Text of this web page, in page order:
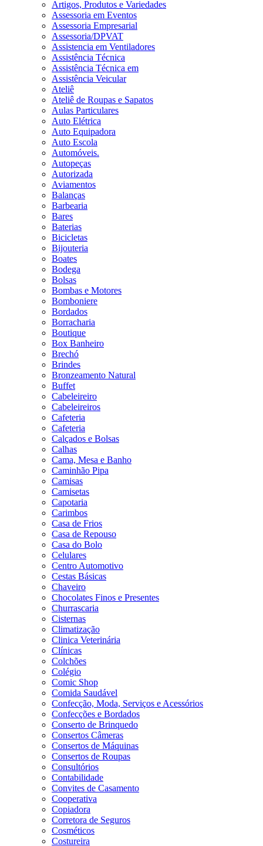
Artigos, Produtos e Variedades
Assessoria em Eventos
Assessoria Empresarial
Assessoria/DPVAT
Assistencia em Ventiladores
Assistência Técnica
Assistência Técnica em
Assistência Veicular
Ateliê
Ateliê de Roupas e Sapatos
Aulas Particulares
Auto Elétrica
Auto Equipadora
Auto Escola
Automóveis.
Autopeças
Autorizada
Aviamentos
Balanças
Barbearia
Bares
Baterias
Bicicletas
Bijouteria
Boates
Bodega
Bolsas
Bombas e Motores
Bomboniere
Bordados
Borracharia
Boutique
Box Banheiro
Brechó
Brindes
Bronzeamento Natural
Buffet
Cabeleireiro
Cabeleireiros
Cafeteria
Cafeteria
Calçados e Bolsas
Calhas
Cama, Mesa e Banho
Caminhão Pipa
Camisas
Camisetas
Capotaria
Carimbos
Casa de Frios
Casa de Repouso
Casa do Bolo
Celulares
Centro Automotivo
Cestas Básicas
Chaveiro
Chocolates Finos e Presentes
Churrascaria
Cisternas
Climatização
Clinica Veterinária
Clínicas
Colchões
Colégio
Comic Shop
Comida Saudável
Confecção, Moda, Serviços e Acessórios
Confecções e Bordados
Conserto de Brinquedo
Consertos Câmeras
Consertos de Máquinas
Consertos de Roupas
Consultórios
Contabilidade
Convites de Casamento
Cooperativa
Copiadora
Corretora de Seguros
Cosméticos
Costureira